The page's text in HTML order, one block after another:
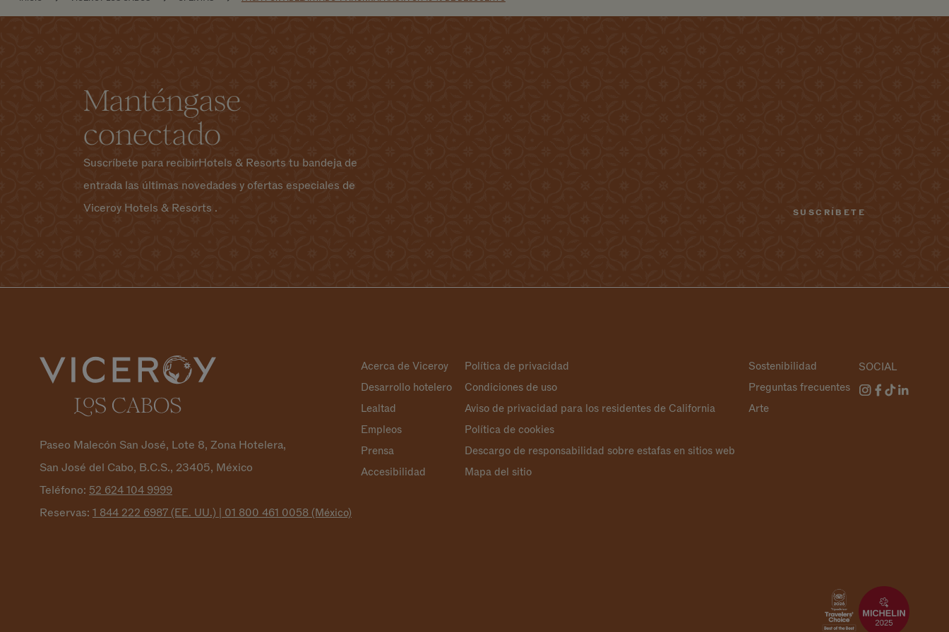
Manténgase
conectado
Suscríbete para recibirHotels & Resorts tu bandeja de
entrada las últimas novedades y ofertas especiales de
Viceroy Hotels & Resorts .
Paseo Malecón San José, Lote 8, Zona Hotelera,
San José del Cabo, B.C.S., 23405, México
Teléfono: 52 624 104 9999
Reservas: 1 844 222 6987 (EE. UU.) | 01 800 461 0058 (México)
Acerca de Viceroy
Desarrollo hotelero
Lealtad
Empleos
Prensa
Accesibilidad
Política de privacidad
Condiciones de uso
Aviso de privacidad para los residentes de California
Política de cookies
Descargo de responsabilidad sobre estafas en sitios web
Mapa del sitio
Sostenibilidad
Preguntas frecuentes
Arte
SOCIAL